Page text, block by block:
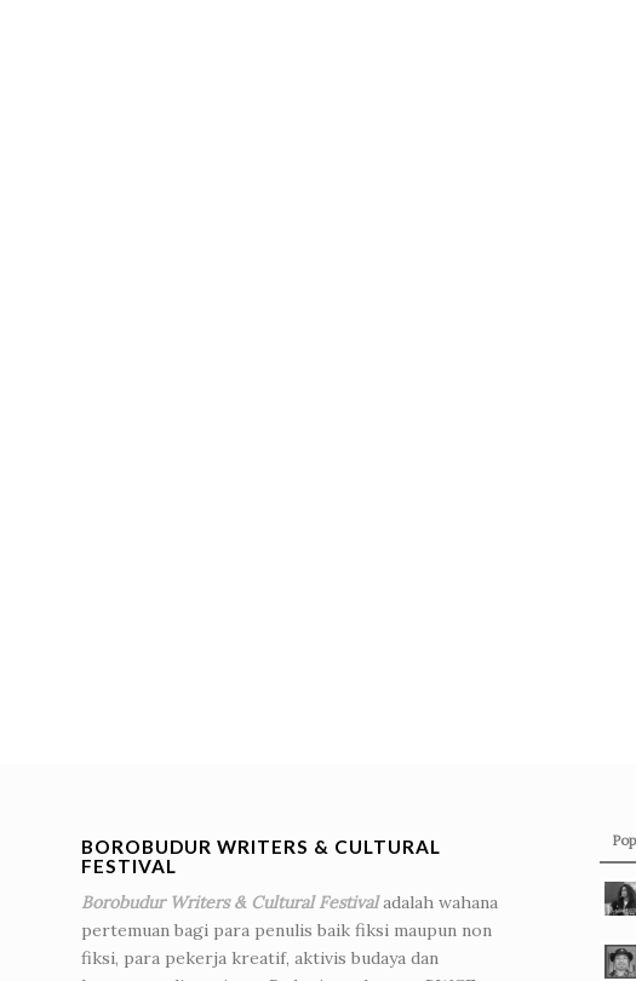
BOROBUDUR WRITERS & CULTURAL
FESTIVAL
Borobudur Writers & Cultural Festivaladalah wahana
pertemuan bagi para penulis baik fiksi maupun non
fiksi, para pekerja kreatif, aktivis budaya dan